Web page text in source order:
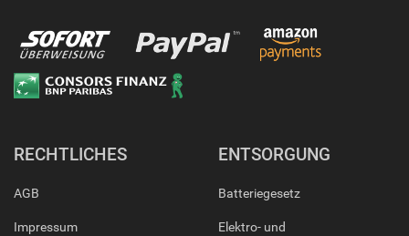
RECHTLICHES
AGB
Impressum
ENTSORGUNG
Batteriegesetz
Elektro- und